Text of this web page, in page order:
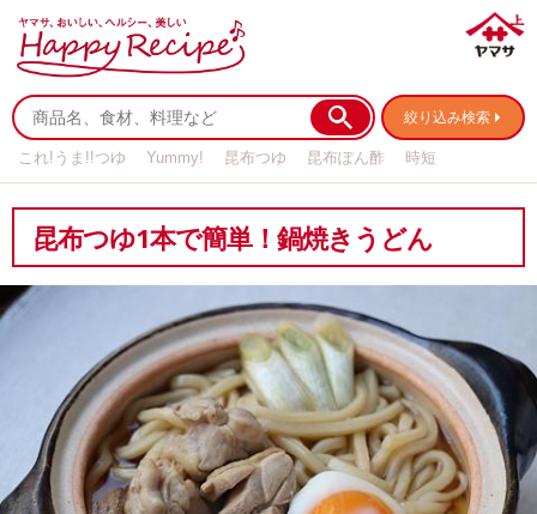
絞り込み検索
これ!うま!!つゆ Yummy! 昆布つゆ 昆布ぽん酢
時短
昆布つゆ1本で簡単！鍋焼きうどん